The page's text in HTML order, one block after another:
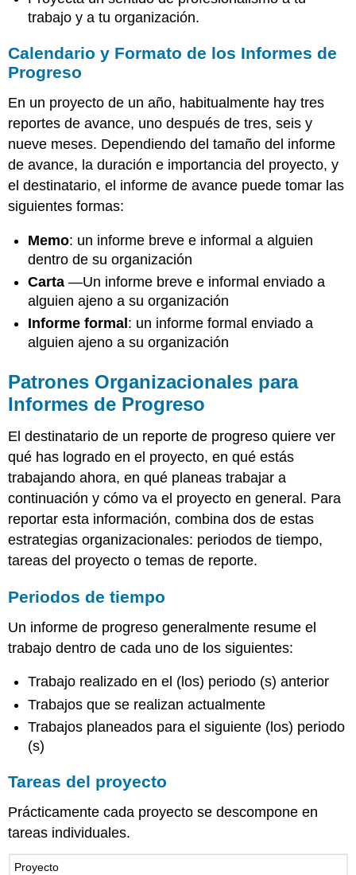
trabajo y a tu organización.
Calendario y Formato de los Informes de
Progreso
En un proyecto de un año, habitualmente hay tres
reportes de avance, uno después de tres, seis y
nueve meses. Dependiendo del tamaño del informe
de avance, la duración e importancia del proyecto, y
el destinatario, el informe de avance puede tomar las
siguientes formas:
Memo: un informe breve e informal a alguien
dentro de su organización
Carta —Un informe breve e informal enviado a
alguien ajeno a su organización
Informe formal : un informe formal enviado a
alguien ajeno a su organización
Patrones Organizacionales para
Informes de Progreso
El destinatario de un reporte de progreso quiere ver
qué has logrado en el proyecto, en qué estás
trabajando ahora, en qué planeas trabajar a
continuación y cómo va el proyecto en general. Para
reportar esta información, combina dos de estas
estrategias organizacionales: periodos de tiempo,
tareas del proyecto o temas de reporte.
Periodos de tiempo
Un informe de progreso generalmente resume el
trabajo dentro de cada uno de los siguientes:
Trabajo realizado en el (los) periodo (s) anterior
Trabajos que se realizan actualmente
Trabajos planeados para el siguiente (los) periodo
(s)
Tareas del proyecto
Prácticamente cada proyecto se descompone en
tareas individuales.
Proyecto